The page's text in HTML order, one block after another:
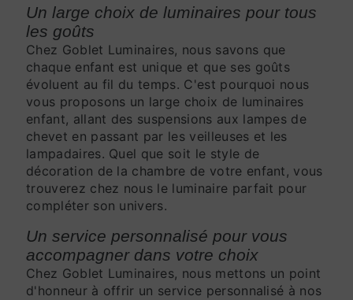
Un large choix de luminaires pour tous
les goûts
Chez Goblet Luminaires, nous savons que
chaque enfant est unique et que ses goûts
évoluent au fil du temps. C'est pourquoi nous
vous proposons un large choix de luminaires
enfant, allant des suspensions aux lampes de
chevet en passant par les veilleuses et les
lampadaires. Quel que soit le style de
décoration de la chambre de votre enfant, vous
trouverez chez nous le luminaire parfait pour
compléter son univers.
Un service personnalisé pour vous
accompagner dans votre choix
Chez Goblet Luminaires, nous mettons un point
d'honneur à offrir un service personnalisé à nos